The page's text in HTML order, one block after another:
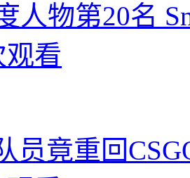
人物第20名
观看
员竟重回